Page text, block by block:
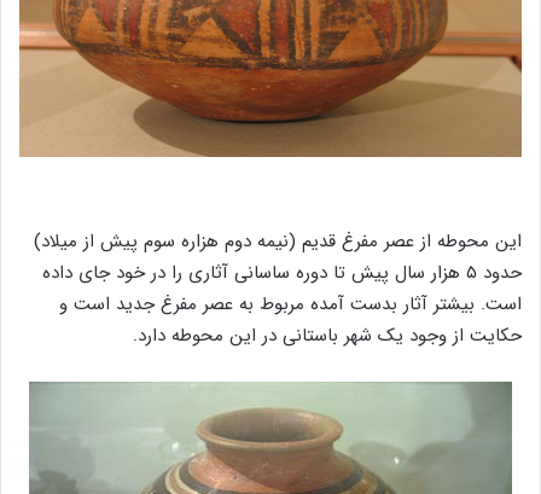
این محوطه از عصر مفرغ قدیم (نیمه دوم هزاره سوم پیش از میلاد)
حدود ۵ هزار سال پیش تا دوره ساسانی آثاری را در خود جای داده
است. بیشتر آثار بدست آمده مربوط به عصر مفرغ جدید است و
حکایت از وجود یک شهر باستانی در این محوطه دارد.